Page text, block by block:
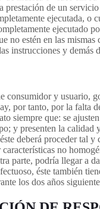
prestación de un
ejecutada, o
ejecutado
no estén en las
instrucciones y demás
consumidor y usuario,
por tanto, por la falta
siempre que: se
y presenten la calidad
deberá proceder tal
no
parte, podría llegar a
éste también
los dos años